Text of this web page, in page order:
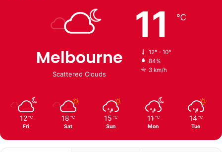
Melbourne
Scattered Clouds
11 ℃
12º - 10º
84%
3 km/h
12 ℃
Fri
18 ℃
Sat
15 ℃
Sun
11 ℃
Mon
14 ℃
Tue